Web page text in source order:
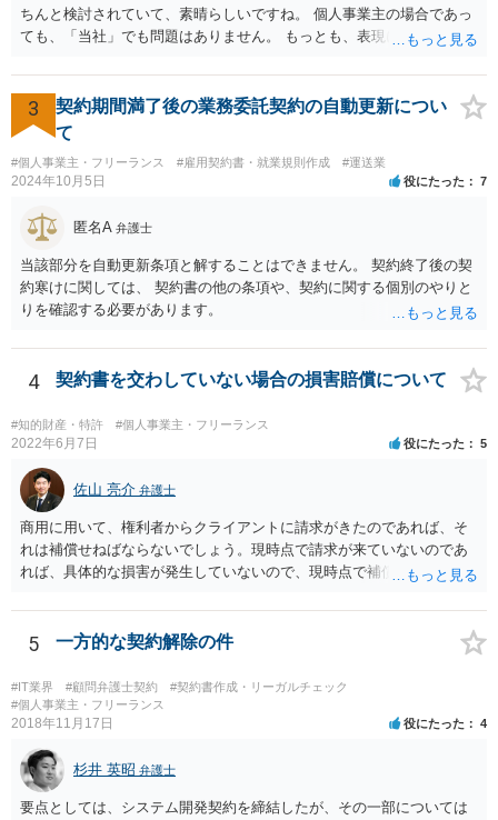
ちんと検討されていて、素晴らしいですね。 個人事業主の場合であっ
ても、「当社」でも問題はありません。 もっとも、表現に違和感があ
さんが「ABCウェブサービス」の屋号で事業を運営する際には、「当
社」の代わりに「ABCウェブサービス」とか「ABCWS」を使う等で
す。
3
契約期間満了後の業務委託契約の自動更新につい
て
#個人事業主・フリーランス #雇用契約書・就業規則作成 #運送業
2024年10月5日 役にたった 7
匿名A 弁護士
当該部分を自動更新条項と解することはできません。 契約終了後の契
約寒けに関しては、 契約書の他の条項や、契約に関する個別のやりと
りを確認する必要があります。
4 契約書を交わしていない場合の損害賠償について
#知的財産・特許 #個人事業主・フリーランス
2022年6月7日 役にたった 5
佐山 亮介 弁護士
商用に用いて、権利者からクライアントに請求がきたのであれば、そ
れは補償せねばならないでしょう。現時点で請求が来ていないのであ
れば、具体的な損害が発生していないので、現時点で補償の必要はあ
補償し、その補償分を損害として外注先に賠償請求することになるで
しょう。
5 一方的な契約解除の件
#IT業界 #顧問弁護士契約
#契約書作成・リーガルチェック
#個人事業主・フリーランス
2018年11月17日 役にたった 4
杉井 英昭 弁護士
要点としては、システム開発契約を締結したが、その一部については